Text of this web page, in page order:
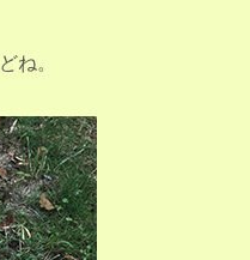
ね。